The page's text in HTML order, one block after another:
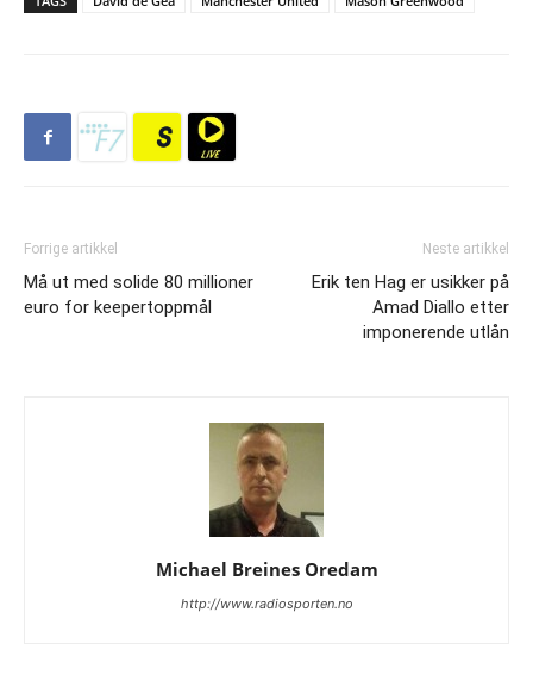
Forrige artikkel
Må ut med solide 80 millioner
euro for keepertoppmål
Neste artikkel
Erik ten Hag er usikker på
Amad Diallo etter
imponerende utlån
Michael Breines Oredam
http://www.radiosporten.no